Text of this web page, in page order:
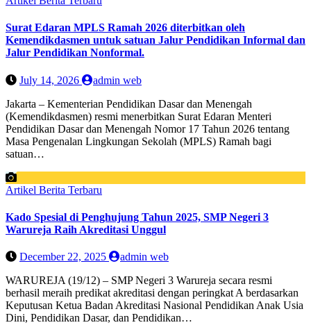
Surat Edaran MPLS Ramah 2026 diterbitkan oleh
Kemendikdasmen untuk satuan Jalur Pendidikan Informal dan
Jalur Pendidikan Nonformal.
July 14, 2026
admin web
Jakarta – Kementerian Pendidikan Dasar dan Menengah
(Kemendikdasmen) resmi menerbitkan Surat Edaran Menteri
Pendidikan Dasar dan Menengah Nomor 17 Tahun 2026 tentang
Masa Pengenalan Lingkungan Sekolah (MPLS) Ramah bagi
satuan…
Artikel Berita Terbaru
Kado Spesial di Penghujung Tahun 2025, SMP Negeri 3
Warureja Raih Akreditasi Unggul
December 22, 2025
admin web
WARUREJA (19/12) – SMP Negeri 3 Warureja secara resmi
berhasil meraih predikat akreditasi dengan peringkat A berdasarkan
Keputusan Ketua Badan Akreditasi Nasional Pendidikan Anak Usia
Dini, Pendidikan Dasar, dan Pendidikan…